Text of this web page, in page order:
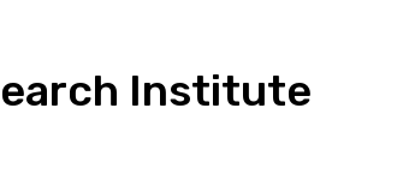
Institute